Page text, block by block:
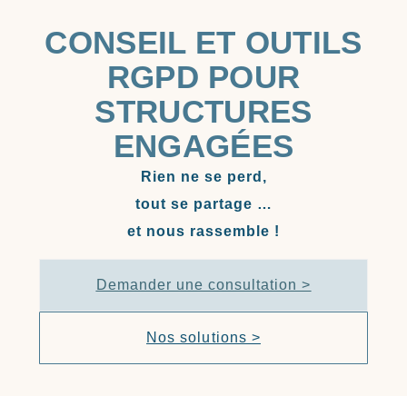
CONSEIL ET OUTILS
RGPD POUR
STRUCTURES
ENGAGÉES
Rien ne se perd,
tout se partage …
et nous rassemble !
Demander une consultation >
Nos solutions >